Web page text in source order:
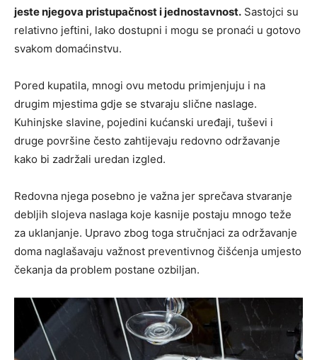
jeste njegova pristupačnost i jednostavnost. Sastojci su
relativno jeftini, lako dostupni i mogu se pronaći u gotovo
svakom domaćinstvu.
Pored kupatila, mnogi ovu metodu primjenjuju i na
drugim mjestima gdje se stvaraju slične naslage.
Kuhinjske slavine, pojedini kućanski uređaji, tuševi i
druge površine često zahtijevaju redovno održavanje
kako bi zadržali uredan izgled.
Redovna njega posebno je važna jer sprečava stvaranje
debljih slojeva naslaga koje kasnije postaju mnogo teže
za uklanjanje. Upravo zbog toga stručnjaci za održavanje
doma naglašavaju važnost preventivnog čišćenja umjesto
čekanja da problem postane ozbiljan.